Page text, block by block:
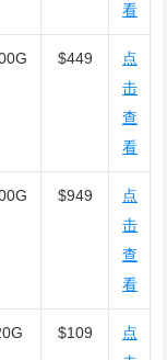
看
$449
点
击
查
看
$949
点
击
查
看
$109
点